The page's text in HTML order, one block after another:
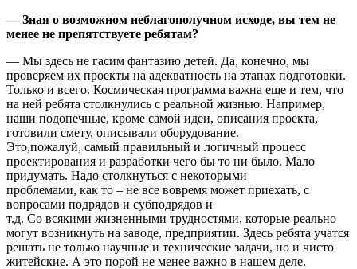
— Зная о возможном неблагополучном исходе, вы тем не
менее не препятствуете ребятам?
— Мы здесь не гасим фантазию детей. Да, конечно, мы
проверяем их проекты на адекватность на этапах подготовки.
Только и всего. Космическая программа важна еще и тем, что
на ней ребята столкнулись с реальной жизнью. Например,
наши подопечные, кроме самой идеи, описания проекта,
готовили смету, описывали оборудование.
Это,пожалуй, самый правильный и логичный процесс
проектирования и разработки чего бы то ни было. Мало
придумать. Надо столкнуться с некоторыми
проблемами, как то – не все вовремя может приехать, с
вопросами подрядов и субподрядов и
т.д. Со всякими жизненными трудностями, которые реально
могут возникнуть на заводе, предприятии. Здесь ребята учатся
решать не только научные и технические задачи, но и чисто
житейские. А это порой не менее важно в нашем деле.